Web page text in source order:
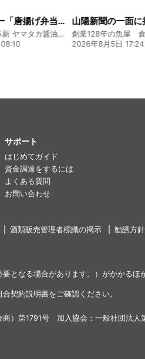
大人気メニュー「唐揚げ弁当」のレシピをご紹介します！
130年の伝統と革新 ヤマタカ醤油ファンド
2026年8月5日 17:24
サポート
はじめてガイド
資金調達をするには
よくある質問
お問い合わせ
酒類販売管理者標識の掲示 勧誘方針
となる場合があります。）がかかるほ
契約説明書をご確認ください。
）第1791号 加入協会：一般社団法人